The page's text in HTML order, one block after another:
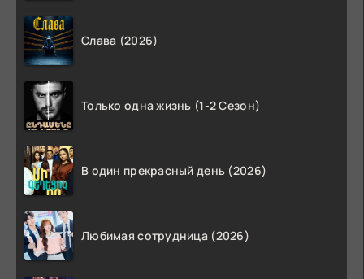
Слава (2026)
Только одна жизнь (1-2 Сезон)
В один прекрасный день (2026)
Любимая сотрудница (2026)